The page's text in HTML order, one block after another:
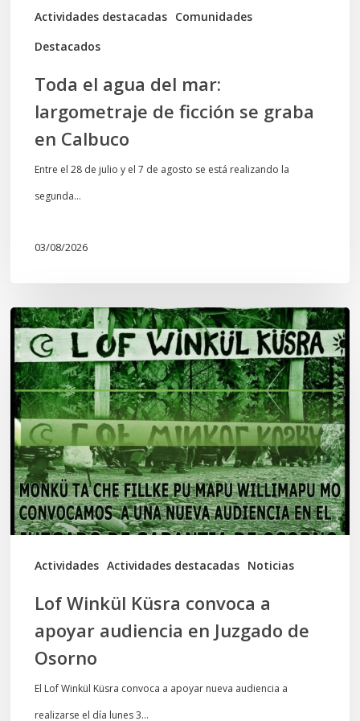
Actividades destacadas Comunidades
Destacados
graba
Toda el agua del mar:
largometraje de ficción se graba
en Calbuco
Entre el 28 de julio y el 7 de agosto se está realizando la
segunda…
03/08/2026
Actividades Actividades destacadas Noticias
Lof
Winkül
Küsra
convoca
a
apoyar
audiencia
en
Juzgado
Lof Winkül Küsra convoca a
apoyar audiencia en Juzgado de
Osorno
El Lof Winkül Küsra convoca a apoyar nueva audiencia a
realizarse el día lunes 3…